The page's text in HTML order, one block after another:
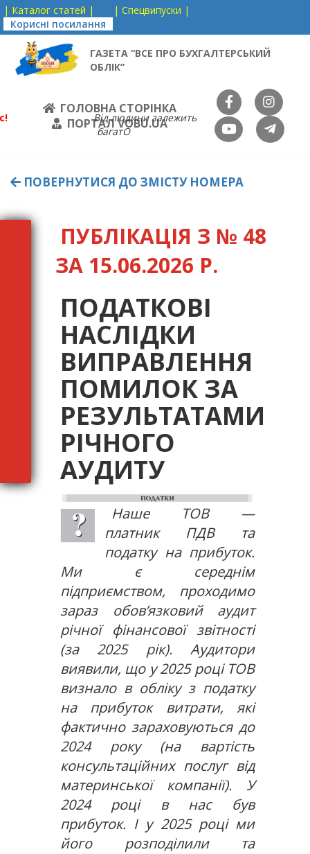
| Каталог статей |
| Спецвипуски |
Корисні посилання
ГАЗЕТА “ВСЕ ПРО БУХГАЛТЕРСЬКИЙ
ОБЛІК”
ГОЛОВНА СТОРІНКА
ПОРТАЛ VOBU.UA
Від людини залежить
багатО
ПОВЕРНУТИСЯ ДО ЗМІСТУ НОМЕРА
ПУБЛІКАЦІЯ З № 48
ЗА 15.06.2026 Р.
ПОДАТКОВІ
НАСЛІДКИ
ВИПРАВЛЕННЯ
ПОМИЛОК ЗА
РЕЗУЛЬТАТАМИ
РІЧНОГО
АУДИТУ
Наше ТОВ —
платник ПДВ та
податку на прибуток.
Ми є середнім
підприємством, проходимо
зараз обов’язковий аудит
річної фінансової звітності
(за 2025 рік). Аудитори
виявили, що у 2025 році ТОВ
визнало в обліку з податку
на прибуток витрати, які
фактично зараховуються до
2024 року (на вартість
консультаційних послуг від
материнської компанії). У
2024 році в нас був
прибуток. І у 2025 році ми
його розподілили та